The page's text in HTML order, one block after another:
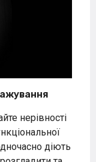
нерівності
діють